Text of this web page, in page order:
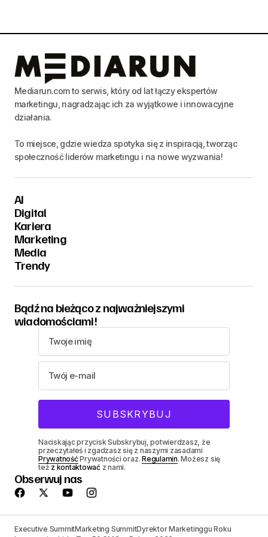
Mediarun.com to serwis, który od lat łączy ekspertów
marketingu, nagradzając ich za wyjątkowe i innowacyjne
działania.
To miejsce, gdzie wiedza spotyka się z inspiracją, tworząc
społeczność liderów marketingu i na nowe wyzwania!
AI
Digital
Kariera
Marketing
Media
Trendy
Bądź na bieżąco z najważniejszymi
wiadomościami!
Naciskając przycisk Subskrybuj, potwierdzasz, że
przeczytałeś i zgadzasz się z naszymi zasadami
PrywatnośćPrywatności oraz.Regulamin. Możesz się
też z kontaktowaćz nami.
Obserwuj nas
Executive SummitMarketing SummitDyrektor Marketinggu Roku